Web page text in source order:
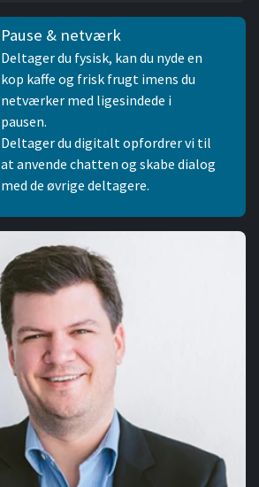
Pause & netværk
Deltager du fysisk, kan du nyde en
kop kaffe og frisk frugt imens du
netværker med ligesindede i
pausen.
Deltager du digitalt opfordrer vi til
at anvende chatten og skabe dialog
med de øvrige deltagere.